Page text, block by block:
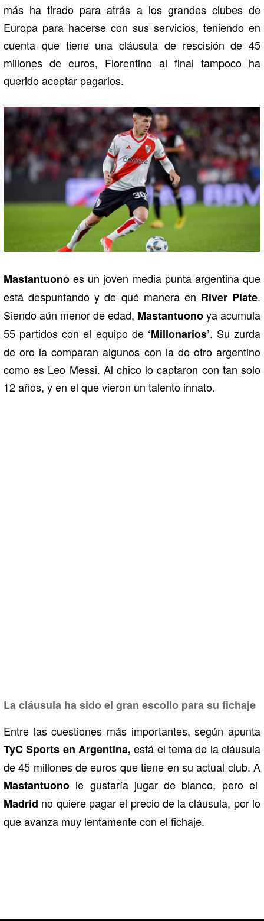
más ha tirado para atrás a los grandes clubes de
Europa para hacerse con sus servicios, teniendo en
cuenta que tiene una cláusula de rescisión de 45
millones de euros, Florentino al final tampoco ha
querido aceptar pagarlos.
Mastantuono es un joven media punta argentina que
está despuntando y de qué manera en River Plate.
Siendo aún menor de edad, Mastantuonoya acumula
55 partidos con el equipo de ‘Millonarios’. Su zurda
de oro la comparan algunos con la de otro argentino
como es Leo Messi. Al chico lo captaron con tan solo
12 años, y en el que vieron un talento innato.
La cláusula ha sido el gran escollo para su fichaje
Entre las cuestiones más importantes, según apunta
TyC Sports en Argentina, está el tema de la cláusula
de 45 millones de euros que tiene en su actual club. A
Mastantuono le gustaría jugar de blanco, pero el
Madrid no quiere pagar el precio de la cláusula, por lo
que avanza muy lentamente con el fichaje.